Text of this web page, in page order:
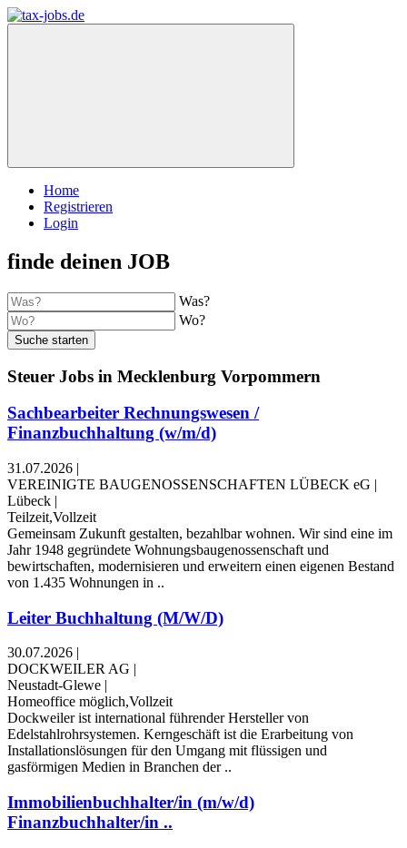
Home
Registrieren
Login
finde deinen JOB
Was?
Wo?
Suche starten
Steuer Jobs in Mecklenburg Vorpommern
Sachbearbeiter Rechnungswesen /
Finanzbuchhaltung (w/m/d)
31.07.2026 |
VEREINIGTE BAUGENOSSENSCHAFTEN LÜBECK eG |
Lübeck |
Teilzeit,Vollzeit
Gemeinsam Zukunft gestalten, bezahlbar wohnen. Wir sind eine im
Jahr 1948 gegründete Wohnungsbaugenossenschaft und
bewirtschaften, modernisieren und erweitern einen eigenen Bestand
von 1.435 Wohnungen in ..
Leiter Buchhaltung (M/W/D)
30.07.2026 |
DOCKWEILER AG |
Neustadt-Glewe |
Homeoffice möglich,Vollzeit
Dockweiler ist international führender Hersteller von
Edelstahlrohrsystemen. Kerngeschäft ist die Erarbeitung von
Installationslösungen für den Umgang mit flüssigen und
gasförmigen Medien in Branchen der ..
Immobilienbuchhalter/in (m/w/d)
Finanzbuchhalter/in ..